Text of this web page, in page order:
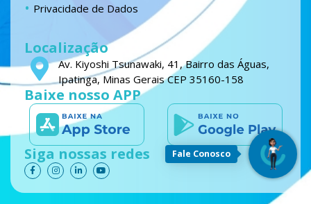
Privacidade de Dados
Localização
Av. Kiyoshi Tsunawaki, 41, Bairro das Águas,
Ipatinga, Minas Gerais CEP 35160-158
Baixe nosso APP
Siga nossas redes
F
a
c
e
I
n
s
t
L
i
n
k
Y
o
u
t
Fale Conosco